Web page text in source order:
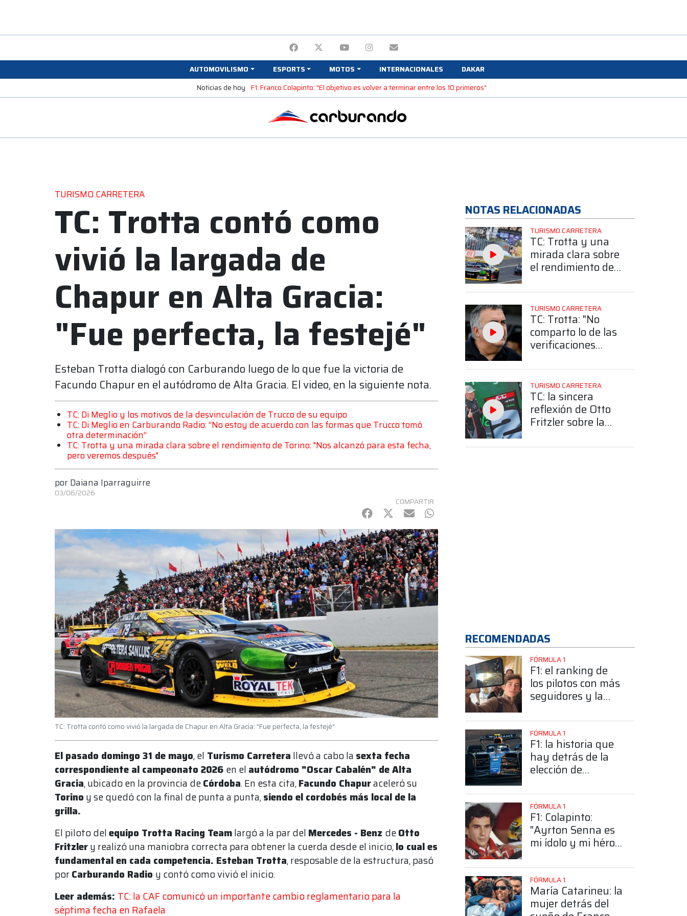
AUTOMOVILISMO ESPORTS MOTOS INTERNACIONALES
DAKAR
Noticias de hoy F1: Franco Colapinto: "El objetivo es volver a terminar entre los 10 primeros"
TURISMO CARRETERA
TC: Trotta contó como
vivió la largada de
Chapur en Alta Gracia:
"Fue perfecta, la festejé"
Esteban Trotta dialogó con Carburando luego de lo que fue la victoria de
Facundo Chapur en el autódromo de Alta Gracia. El video, en la siguiente nota.
TC: Di Meglio y los motivos de la desvinculación de Trucco de su equipo
TC: Di Meglio en Carburando Radio: “No estoy de acuerdo con las formas que Trucco tomó
otra determinación”
TC: Trotta y una mirada clara sobre el rendimiento de Torino: "Nos alcanzó para esta fecha,
pero veremos después"
por Daiana Iparraguirre
03/06/2026
COMPARTIR
Facebook
Twitter
mail WhatsApp
TC: Trotta contó como vivió la largada de Chapur en Alta Gracia: "Fue perfecta, la festejé"
El pasado domingo 31 de mayo, el Turismo Carretera llevó a cabo la sexta fecha
correspondiente al campeonato 2026 en el autódromo "Oscar Cabalén" de Alta
Gracia, ubicado en la provincia deCórdoba. En esta cita,Facundo Chapuraceleró su
Torino y se quedó con la final de punta a punta,siendo el cordobés más local de la
grilla.
El piloto delequipo Trotta Racing Teamlargó a la par del Mercedes - Benz deOtto
Fritzlery realizó una maniobra correcta para obtener la cuerda desde el inicio,lo cual es
fundamental en cada competencia. Esteban Trotta, resposable de la estructura, pasó
porCarburando Radio y contó como vivió el inicio.
Leer además: TC: la CAF comunicó un importante cambio reglamentario para la
séptima fecha en Rafaela
NOTAS RELACIONADAS
TURISMO CARRETERA
TC: Trotta y una
mirada clara sobre
el rendimiento de
alcanzó para esta
fecha, pero
veremos después"
TURISMO CARRETERA
TC: Trotta: "No
comparto lo de las
verificaciones
no se hacen en
ninguna categoría
a nivel mundial"
TURISMO CARRETERA
TC: la sincera
reflexión de Otto
Fritzler sobre la
Facundo Chapur:
RECOMENDADAS
FÓRMULA 1
F1: el ranking de
los pilotos con más
seguidores y la
posición de
Colapinto
FÓRMULA 1
F1: la historia que
hay detrás de la
elección de
número 43
FÓRMULA 1
F1: Colapinto:
"Ayrton Senna es
mi ídolo y mi héroe
FÓRMULA 1
María Catarineu: la
mujer detrás del